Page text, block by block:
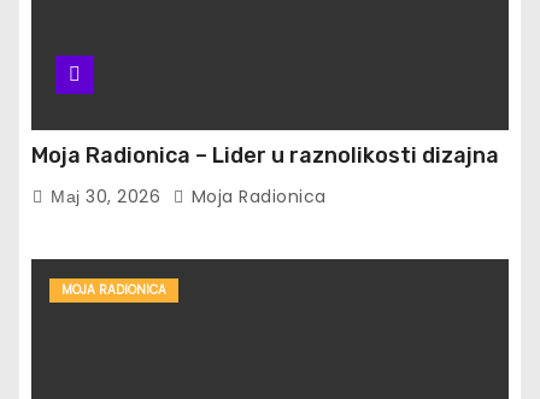
Moja Radionica – Lider u raznolikosti dizajna
Мај 30, 2026 Moja Radionica
MOJA RADIONICA